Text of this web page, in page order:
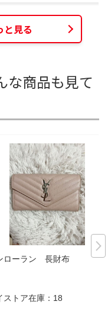
と見る
な商品も見て
ローラン 長財布
ストア在庫： 18